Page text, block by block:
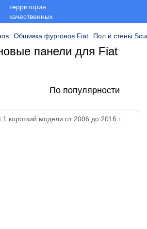
Обшивка фургонов Fiat Пол и стены
панели для Fiat
По популярности